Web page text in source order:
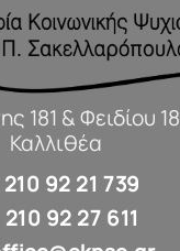
181 & Φειδίου 18
Καλλιθέα
210 92 21 739
210 92 27 611